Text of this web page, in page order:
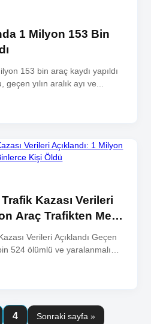
1 Milyon 153 Bin
153 bin araç kaydı yapıldı
yılın aralık ayı ve...
Kazası Verileri
Araç Trafikten Men
Öldü
Verileri Açıklandı Geçen
524 ölümlü ve yaralanmalı
4 Sonraki sayfa »